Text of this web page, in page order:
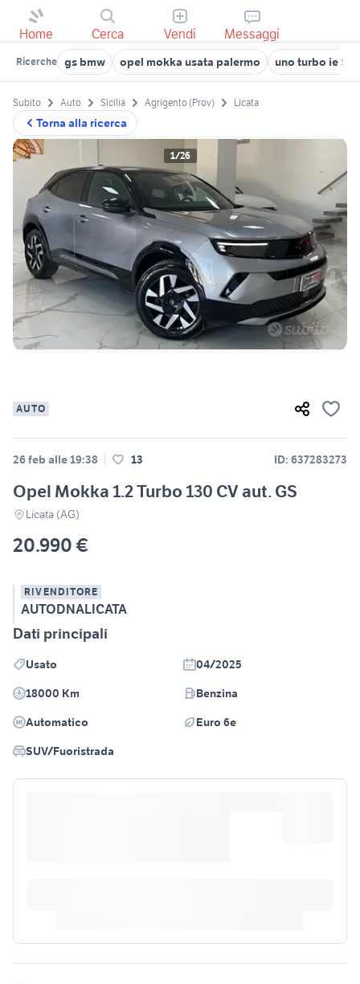
Home Cerca Vendi Messaggi
Ricerche gs bmw opel mokka usata palermo uno turbo ie
Torna alla ricerca
Subito Auto Sicilia Agrigento (Prov) Licata
1/26
AUTO
26 feb alle 19:38 13 ID: 637283273
Opel Mokka 1.2 Turbo 130 CV aut. GS
Licata (AG)
20.990 €
RIVENDITORE
AUTODNALICATA
Dati principali
Usato
04/2025
18000 Km
Benzina
Automatico
Euro 6e
SUV/Fuoristrada